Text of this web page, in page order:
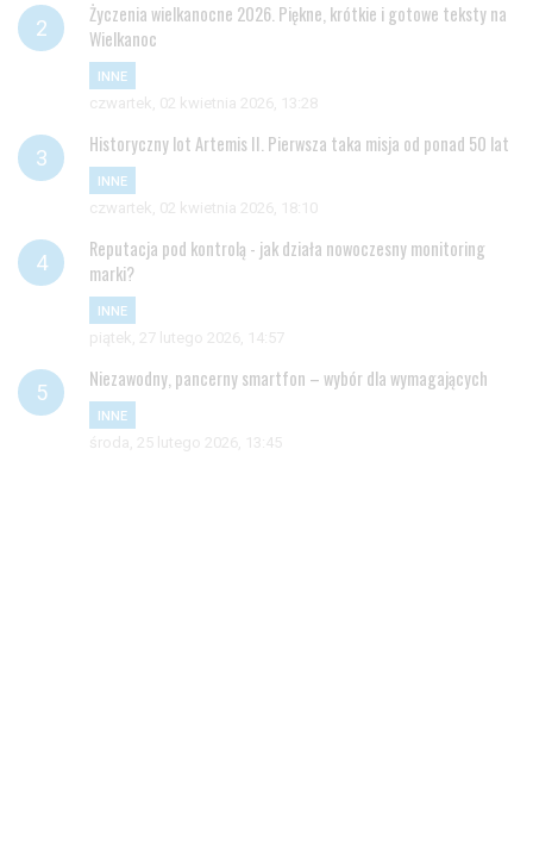
Życzenia wielkanocne 2026. Piękne, krótkie i gotowe teksty na
Wielkanoc
INNE
czwartek, 02 kwietnia 2026, 13:28
Historyczny lot Artemis II. Pierwsza taka misja od ponad 50 lat
INNE
czwartek, 02 kwietnia 2026, 18:10
Reputacja pod kontrolą - jak działa nowoczesny monitoring
marki?
INNE
piątek, 27 lutego 2026, 14:57
Niezawodny, pancerny smartfon – wybór dla wymagających
INNE
środa, 25 lutego 2026, 13:45